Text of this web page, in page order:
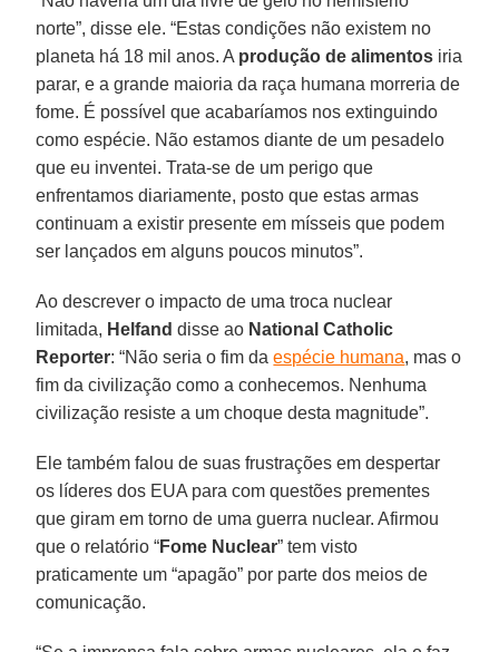
norte”, disse ele. “Estas condições não existem no
planeta há 18 mil anos. A produção de alimentos iria
parar, e a grande maioria da raça humana morreria de
fome. É possível que acabaríamos nos extinguindo
como espécie. Não estamos diante de um pesadelo
que eu inventei. Trata-se de um perigo que
enfrentamos diariamente, posto que estas armas
continuam a existir presente em mísseis que podem
ser lançados em alguns poucos minutos”.
Ao descrever o impacto de uma troca nuclear
limitada, Helfand disse ao National Catholic
Reporter: “Não seria o fim daespécie humana, mas o
fim da civilização como a conhecemos. Nenhuma
civilização resiste a um choque desta magnitude”.
Ele também falou de suas frustrações em despertar
os líderes dos EUA para com questões prementes
que giram em torno de uma guerra nuclear. Afirmou
que o relatório “Fome Nuclear” tem visto
praticamente um “apagão” por parte dos meios de
comunicação.